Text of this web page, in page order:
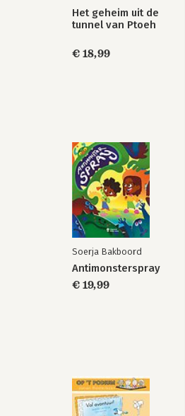
Het geheim uit de
tunnel van Ptoeh
€ 18,99
Soerja Bakboord
Antimonsterspray
€ 19,99